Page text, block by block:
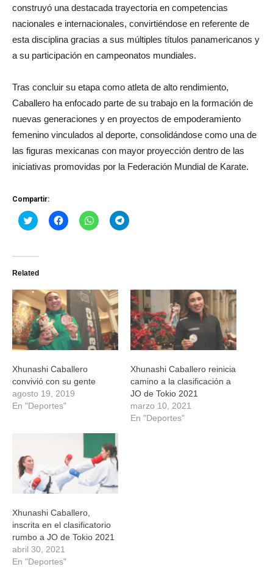
construyó una destacada trayectoria en competencias
nacionales e internacionales, convirtiéndose en referente de
esta disciplina gracias a sus múltiples títulos panamericanos y
a su participación en campeonatos mundiales.
Tras concluir su etapa como atleta de alto rendimiento,
Caballero ha enfocado parte de su trabajo en la formación de
nuevas generaciones y en proyectos de empoderamiento
femenino vinculados al deporte, consolidándose como una de
las figuras mexicanas con mayor proyección dentro de las
iniciativas promovidas por la Federación Mundial de Karate.
Compartir:
Haz
clic
Twitter
abre
una
ventana
nueva)
Haz
clic
una
ventana
nueva)
Haz
clic
una
ventana
nueva)
Haz
clic
una
ventana
nueva)
Related
Xhunashi Caballero
convivió con su gente
agosto 19, 2019
En "Deportes"
Xhunashi Caballero reinicia
camino a la clasificación a
JO de Tokio 2021
marzo 10, 2021
En "Deportes"
Xhunashi Caballero,
inscrita en el clasificatorio
rumbo a JO de Tokio 2021
abril 30, 2021
En "Deportes"